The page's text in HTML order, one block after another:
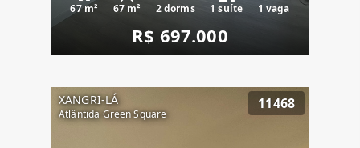
67 m² 67 m² 2 dorms 1 suíte 1 vaga
R$ 697.000
XANGRI-LÁ
Atlântida Green Square
11468